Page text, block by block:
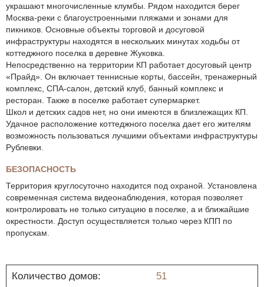
украшают многочисленные клумбы. Рядом находится берег
Москва-реки с благоустроенными пляжами и зонами для
пикников. Основные объекты торговой и досуговой
инфраструктуры находятся в нескольких минутах ходьбы от
коттеджного поселка в деревне Жуковка.
Непосредственно на территории КП работает досуговый центр
«Прайд». Он включает теннисные корты, бассейн, тренажерный
комплекс, СПА-салон, детский клуб, банный комплекс и
ресторан. Также в поселке работает супермаркет.
Школ и детских садов нет, но они имеются в близлежащих КП.
Удачное расположение коттеджного поселка дает его жителям
возможность пользоваться лучшими объектами инфраструктуры
Рублевки.
БЕЗОПАСНОСТЬ
Территория круглосуточно находится под охраной. Установлена
современная система видеонаблюдения, которая позволяет
контролировать не только ситуацию в поселке, а и ближайшие
окрестности. Доступ осуществляется только через КПП по
пропускам.
Количество домов:
51